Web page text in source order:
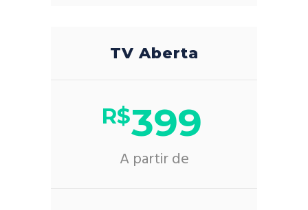
TV Aberta
R$399
A partir de